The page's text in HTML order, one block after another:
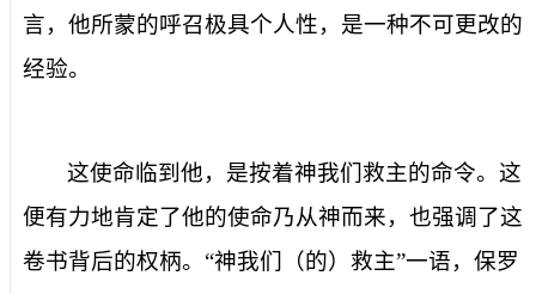
言，他所蒙的呼召极具个人性，是一种不可更改的
经验。
这使命临到他，是按着神我们救主的命令。这
便有力地肯定了他的使命乃从神而来，也强调了这
卷书背后的权柄。“神我们（的）救主”一语，保罗